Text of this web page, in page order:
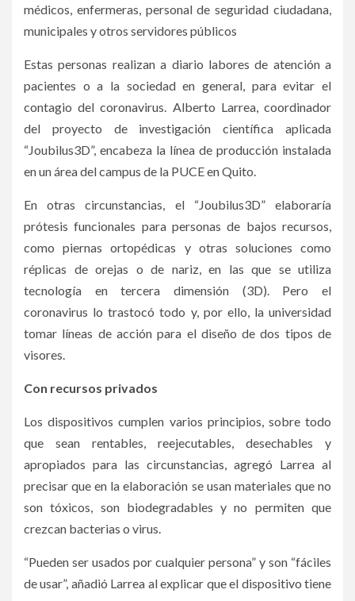
médicos, enfermeras, personal de seguridad ciudadana,
municipales y otros servidores públicos
Estas personas realizan a diario labores de atención a
pacientes o a la sociedad en general, para evitar el
contagio del coronavirus. Alberto Larrea, coordinador
del proyecto de investigación científica aplicada
“Joubilus3D”, encabeza la línea de producción instalada
en un área del campus de la PUCE en Quito.
En otras circunstancias, el “Joubilus3D” elaboraría
prótesis funcionales para personas de bajos recursos,
como piernas ortopédicas y otras soluciones como
réplicas de orejas o de nariz, en las que se utiliza
tecnología en tercera dimensión (3D). Pero el
coronavirus lo trastocó todo y, por ello, la universidad
tomar líneas de acción para el diseño de dos tipos de
visores.
Con recursos privados
Los dispositivos cumplen varios principios, sobre todo
que sean rentables, reejecutables, desechables y
apropiados para las circunstancias, agregó Larrea al
precisar que en la elaboración se usan materiales que no
son tóxicos, son biodegradables y no permiten que
crezcan bacterias o virus.
“Pueden ser usados por cualquier persona” y son “fáciles
de usar”, añadió Larrea al explicar que el dispositivo tiene